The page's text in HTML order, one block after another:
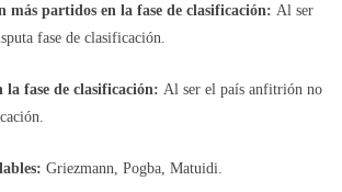
más partidos en la fase de clasificación: Al ser
fase de clasificación.
fase de clasificación: Al ser el país anfitrión no
Griezmann, Pogba, Matuidi.